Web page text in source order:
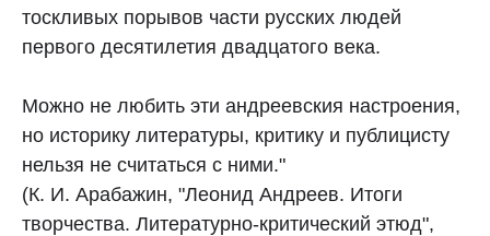
тоскливых порывов части русских людей
первого десятилетия двадцатого века.
Можно не любить эти андреевския настроения,
но историку литературы, критику и публицисту
нельзя не считаться с ними."
(К. И. Арабажин, "Леонид Андреев. Итоги
творчества. Литературно-критический этюд",